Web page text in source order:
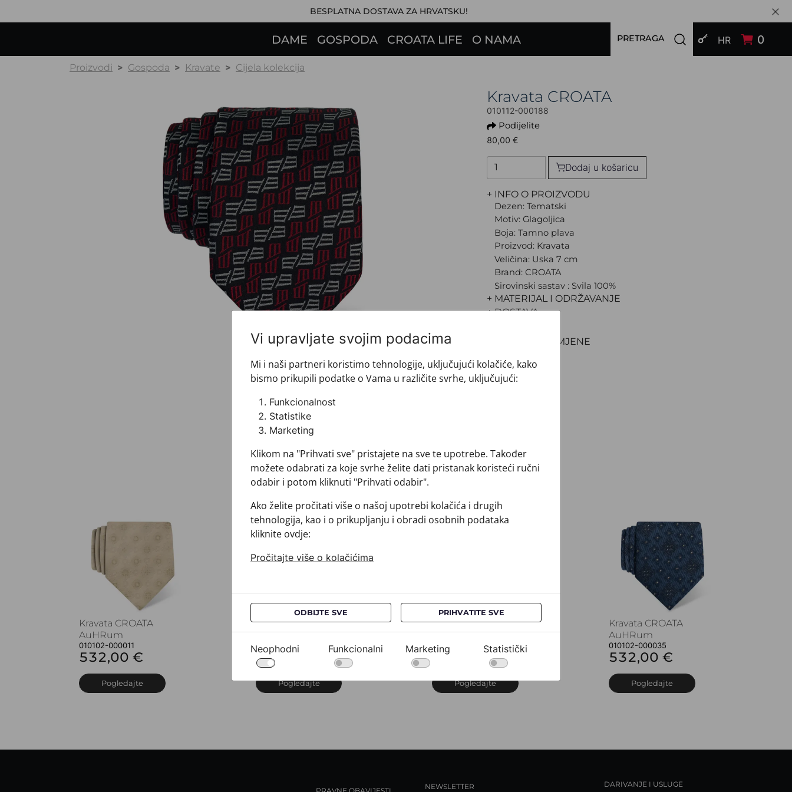
BESPLATNA DOSTAVA ZA HRVATSKU!
DAME GOSPODA CROATA LIFE O NAMA PRIJAVI SE
HR 0
PRETRAGA Open search modal
Proizvodi Gospoda Kravate Cijela kolekcija
Kravata CROATA
010112-000188
Podijelite
80,00 €
Dodaj u košaricu
+ INFO O PROIZVODU
Dezen: Tematski
Motiv: Glagoljica
Boja: Tamno plava
Proizvod: Kravata
Veličina: Uska 7 cm
Brand: CROATA
Sirovinski sastav : Svila 100%
+ MATERIJAL I ODRŽAVANJE
+ DOSTAVA
+ POVRATI I ZAMJENE
Kravata CROATA
AuHRum
010102-000011
532,00 €
Pogledajte
Kravata CROATA
AuHRum
010102-000012
532,00 €
Pogledajte
Kravata CROATA
AuHRum
010102-000020
532,00 €
Pogledajte
Kravata CROATA
AuHRum
010102-000035
532,00 €
Pogledajte
NEWSLETTER DARIVANJE I USLUGE
Vi upravljate svojim podacima
Mi i naši partneri koristimo tehnologije, uključujući kolačiće, kako
bismo prikupili podatke o Vama u različite svrhe, uključujući:
Funkcionalnost
Statistike
Marketing
Klikom na "Prihvati sve" pristajete na sve te upotrebe. Također
možete odabrati za koje svrhe želite dati pristanak koristeći ručni
odabir i potom kliknuti "Prihvati odabir".
Ako želite pročitati više o našoj upotrebi kolačića i drugih
tehnologija, kao i o prikupljanju i obradi osobnih podataka
kliknite ovdje:
Pročitajte više o kolačićima
ODBIJTE SVE PRIHVATITE SVE
Neophodni Funkcionalni Marketing Statistički